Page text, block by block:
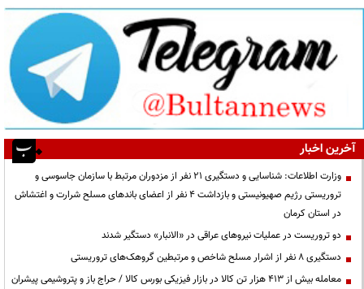
آخرین اخبار
وزارت اطلاعات: شناسایی و دستگیری ۲۱ نفر از مزدوران مرتبط با سازمان جاسوسی و
تروریستی رژیم صهیونیستی و بازداشت ۴ نفر از اعضای باندهای مسلح شرارت و اغتشاش
در استان کرمان
دو تروریست در عملیات نیروهای عراقی در «الانبار» دستگیر شدند
دستگیری ۸ نفر از اشرار مسلح شاخص و مرتبطین گروهک‌های تروریستی
معامله بیش از ۴۱۳ هزار تن کالا در بازار فیزیکی بورس کالا / حراج باز و پتروشیمی پیشران